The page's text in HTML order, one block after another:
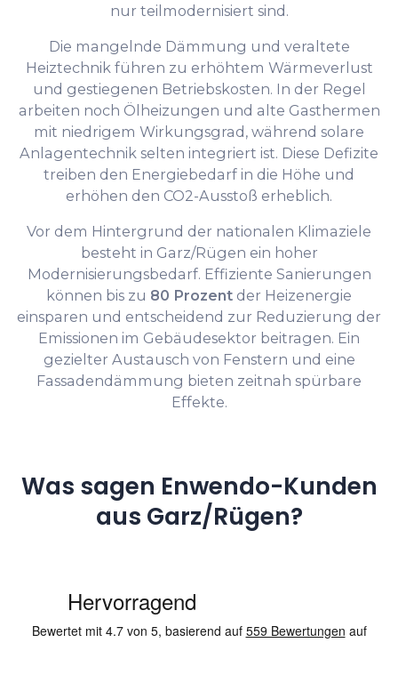
nur teilmodernisiert sind.
Die mangelnde Dämmung und veraltete
Heiztechnik führen zu erhöhtem Wärmeverlust
und gestiegenen Betriebskosten. In der Regel
arbeiten noch Ölheizungen und alte Gasthermen
mit niedrigem Wirkungsgrad, während solare
Anlagentechnik selten integriert ist. Diese Defizite
treiben den Energiebedarf in die Höhe und
erhöhen den CO2-Ausstoß erheblich.
Vor dem Hintergrund der nationalen Klimaziele
besteht in Garz/Rügen ein hoher
Modernisierungsbedarf. Effiziente Sanierungen
können bis zu 80 Prozent der Heizenergie
einsparen und entscheidend zur Reduzierung der
Emissionen im Gebäudesektor beitragen. Ein
gezielter Austausch von Fenstern und eine
Fassadendämmung bieten zeitnah spürbare
Effekte.
Was sagen Enwendo-Kunden
aus Garz/Rügen?